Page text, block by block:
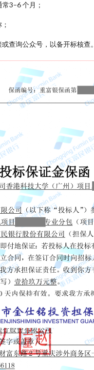
3–6 个月；
查询公众号，以备开标核查。